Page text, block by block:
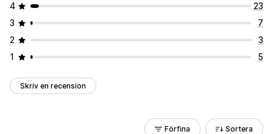
4
23
3
7
2
3
1
5
Skriv en recension
Förfina Sortera